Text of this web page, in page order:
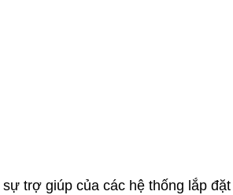
trợ giúp của các hệ thống lắp